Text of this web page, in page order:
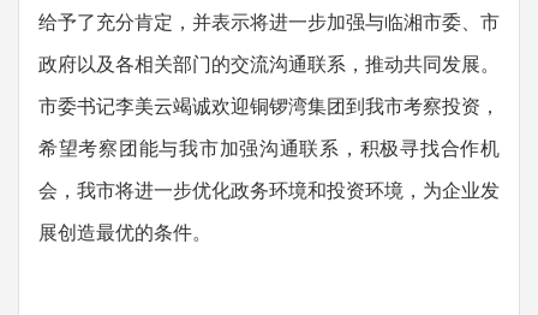
给予了充分肯定，并表示将进一步加强与临湘市委、市
政府以及各相关部门的交流沟通联系，推动共同发展。
市委书记李美云竭诚欢迎铜锣湾集团到我市考察投资，
希望考察团能与我市加强沟通联系，积极寻找合作机
会，我市将进一步优化政务环境和投资环境，为企业发
展创造最优的条件。